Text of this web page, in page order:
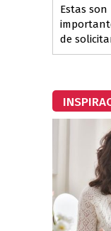
Estas son
de